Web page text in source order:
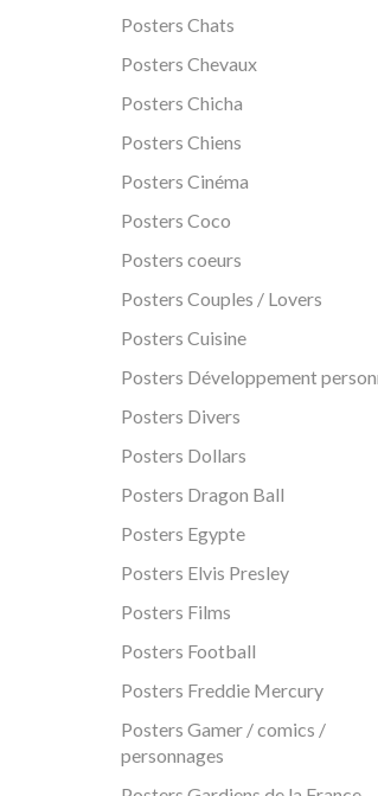
Posters Chats
Posters Chevaux
Posters Chicha
Posters Chiens
Posters Cinéma
Posters Coco
Posters coeurs
Posters Couples / Lovers
Posters Cuisine
Posters Développement
Posters Divers
Posters Dollars
Posters Dragon Ball
Posters Egypte
Posters Elvis Presley
Posters Films
Posters Football
Posters Freddie Mercury
Posters Gamer / comics /
personnages